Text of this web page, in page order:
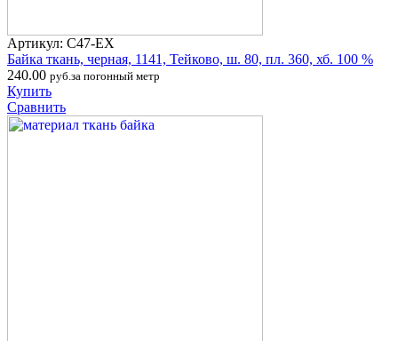
Артикул: С47-ЕХ
Байка ткань, черная, 1141, Тейково, ш. 80, пл. 360, хб. 100 %
240.00 руб.за погонный метр
Купить
Сравнить